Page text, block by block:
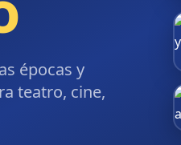
épocas y
teatro, cine,